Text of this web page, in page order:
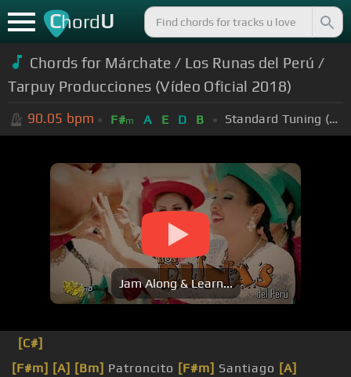
ChordU
Chords for Márchate / Los Runas del Perú /
Tarpuy Producciones (Vídeo Oficial 2018)
90.05 bpm F#m A E D B Standard Tuning (EADGBE)
Jam Along & Learn...
[C#]
[F#m] [A] [Bm] Patroncito [F#m] Santiago [A]